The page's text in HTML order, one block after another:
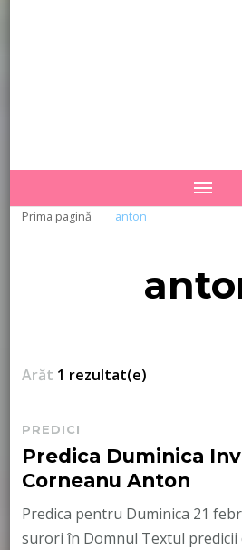
Prima pagină anton
Arăt 1 rezultat(e)
PREDICI
Predica Duminica
Corneanu Anton
Predica pentru Duminica 21
surori în Domnul Textul predicii